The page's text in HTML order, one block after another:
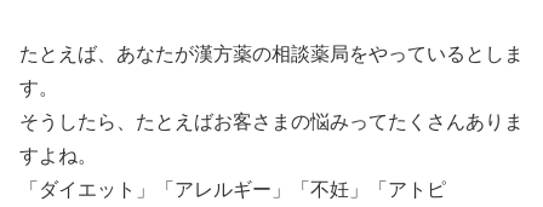
たとえば、あなたが漢方薬の相談薬局をやっているとしま
す。
そうしたら、たとえばお客さまの悩みってたくさんありま
すよね。
「ダイエット」「アレルギー」「不妊」「アトピ